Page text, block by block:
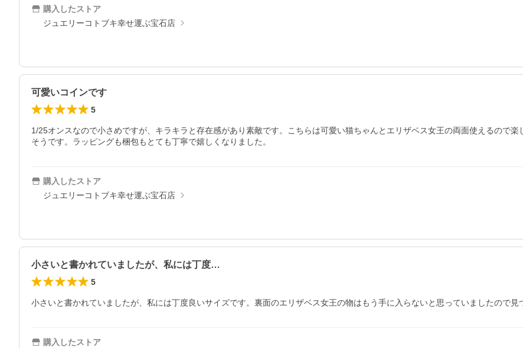
購入したストア
ジュエリーコトブキ幸せ運ぶ宝石店
可愛いコインです
5
1/25オンスなので小さめですが、キラキラと存在感があり素敵です。こちらは可愛い猫ちゃんとエリザベス女王の両面使えるので
そうです。ラッピングも梱包もとても丁寧で嬉しくなりました。
購入したストア
ジュエリーコトブキ幸せ運ぶ宝石店
小さいと書かれていましたが、私には丁度…
5
小さいと書かれていましたが、私には丁度良いサイズです。裏面のエリザベス女王の物はもう手に入らないと思っていましたので見
購入したストア